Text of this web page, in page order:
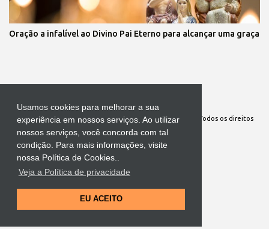
Usamos cookies para melhorar a sua
experiência em nossos serviços. Ao utilizar
nossos serviços, você concorda com tal
condição. Para mais informações, visite
nossa Política de Cookies..
Veja a Política de privacidade
EU ACEITO
Oração a infalível ao Divino Pai Eterno para alcançar uma graça
Site Oficial da Comunidade Nossa Senhora cuida de mim. Todos os direitos
reservados